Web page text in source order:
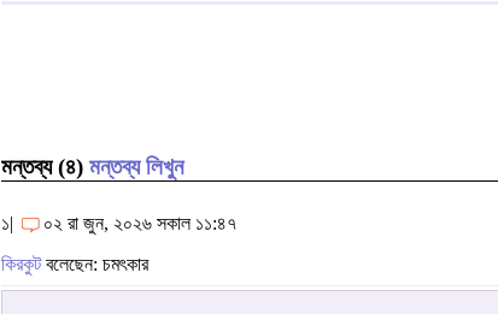
মন্তব্য (৪) মন্তব্য লিখুন
১| ০২ রা জুন, ২০২৬ সকাল ১১:৪৭
কিরকুটবলেছেন: চমৎকার